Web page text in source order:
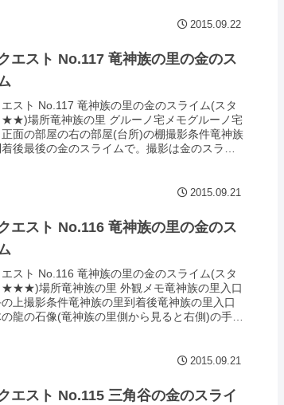
2015.09.22
エスト No.117 竜神族の里の金のス
スト No.117 竜神族の里の金のスライム(スタ
★★)場所竜神族の里 グルーノ宅メモグルーノ宅
面の部屋の右の部屋(台所)の棚撮影条件竜神族
後最後の金のスライムで。撮影は金のスライ
2015.09.21
エスト No.116 竜神族の里の金のス
スト No.116 竜神族の里の金のスライム(スタ
★★★)場所竜神族の里 外観メモ竜神族の里入口
上撮影条件竜神族の里到着後竜神族の里入口
龍の石像(竜神族の里側から見ると右側)の手の
2015.09.21
エスト No.115 三角谷の金のスライ